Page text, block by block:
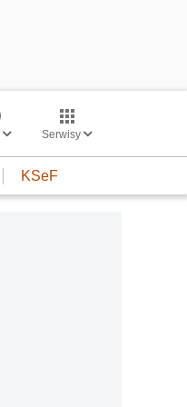
Serwisy
KSeF